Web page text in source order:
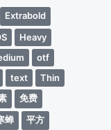
Extrabold
Heavy
otf
text
Thin
免费
蝉
平方